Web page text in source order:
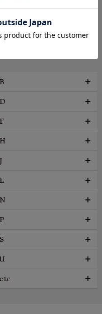
アクセサリー
ヴィンテージ
B
D
F
H
J
L
N
P
S
U
etc